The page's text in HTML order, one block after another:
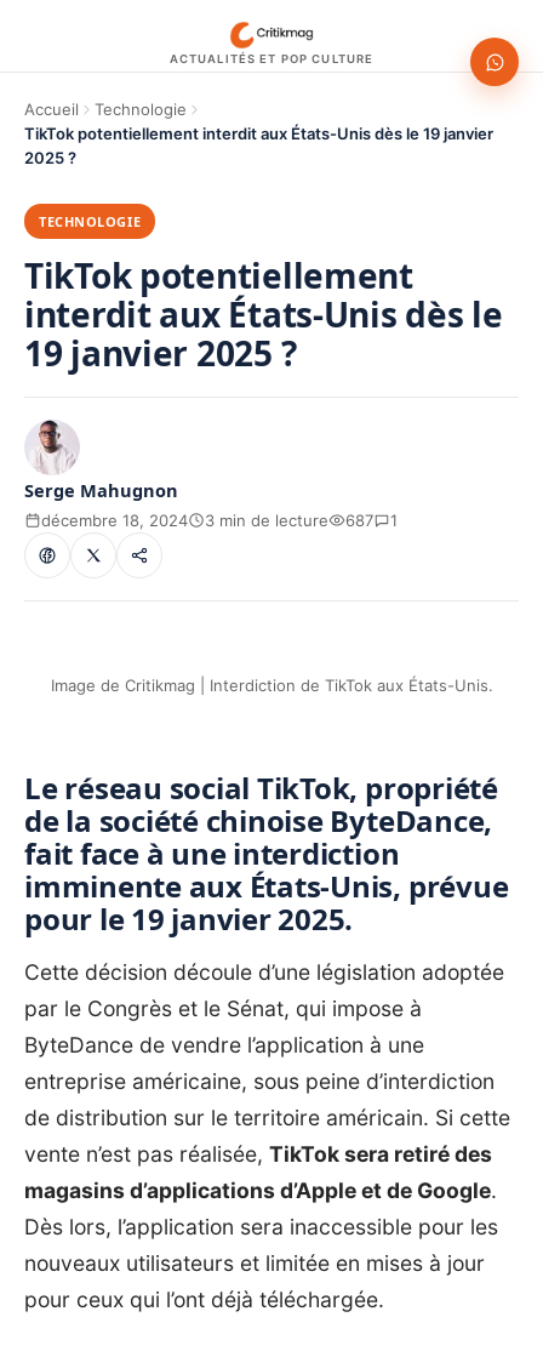
ACTUALITÉS ET POP CULTURE
Accueil
Technologie
TikTok potentiellement interdit aux États-Unis dès le 19 janvier
2025 ?
TECHNOLOGIE
TikTok potentiellement
interdit aux États-Unis dès le
19 janvier 2025 ?
Serge Mahugnon
décembre 18, 2024 3 min de lecture 687 1
Image de Critikmag | Interdiction de TikTok aux États-Unis.
Le réseau social TikTok, propriété
de la société chinoise ByteDance,
fait face à une interdiction
imminente aux États-Unis, prévue
pour le 19 janvier 2025.
Cette décision découle d’une législation adoptée
par le Congrès et le Sénat, qui impose à
ByteDance de vendre l’application à une
entreprise américaine, sous peine d’interdiction
de distribution sur le territoire américain. Si cette
vente n’est pas réalisée, TikTok sera retiré des
magasins d’applications d’Apple et de Google.
Dès lors, l’application sera inaccessible pour les
nouveaux utilisateurs et limitée en mises à jour
pour ceux qui l’ont déjà téléchargée.